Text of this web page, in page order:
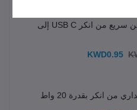
كيبل شحن سريع من انكر USB C إلى
KWD0.95
من انكر بقدرة 20 واط